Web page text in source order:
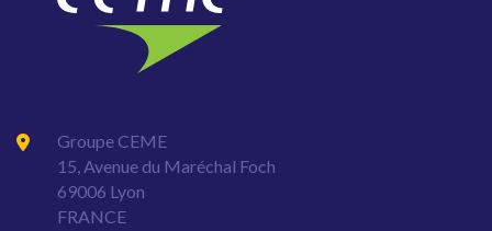
Groupe CEME
15, Avenue du Maréchal Foch
69006 Lyon
FRANCE